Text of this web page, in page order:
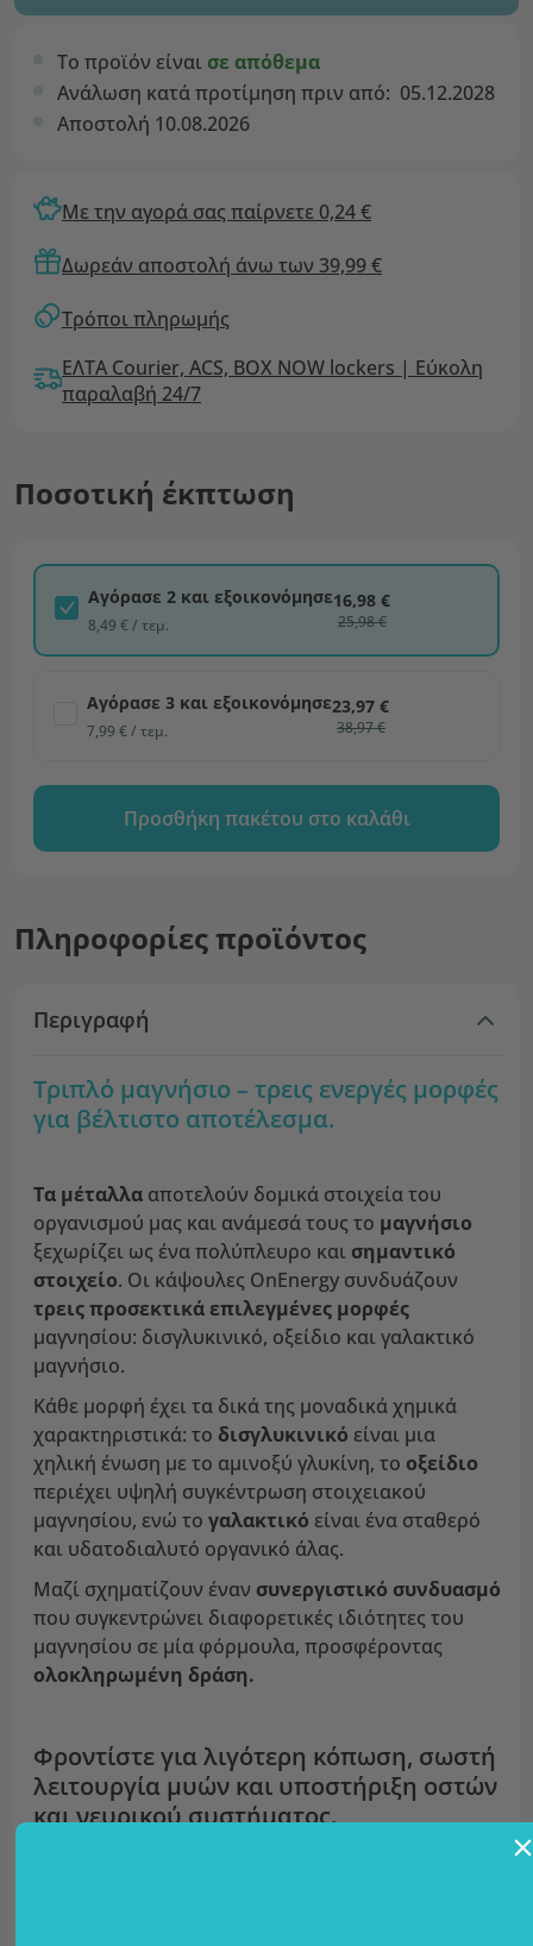
Το προϊόν είναι σε απόθεμα
Ανάλωση κατά προτίμηση πριν από: 05.12.2028
Αποστολή 10.08.2026
Με την αγορά σας παίρνετε 0,24 €
Δωρεάν αποστολή άνω των 39,99 €
Τρόποι πληρωμής
ΕΛΤΑ Courier, ACS, BOX NOW lockers | Εύκολη
παραλαβή 24/7
Ποσοτική έκπτωση
Αγόρασε 2 και εξοικονόμησε
8,49 € / τεμ.
16,98 €
25,98 €
Αγόρασε 3 και εξοικονόμησε
7,99 € / τεμ.
23,97 €
38,97 €
Προσθήκη πακέτου στο καλάθι
Πληροφορίες προϊόντος
Περιγραφή
Τριπλό μαγνήσιο – τρεις ενεργές μορφές
για βέλτιστο αποτέλεσμα.
Τα μέταλλα αποτελούν δομικά στοιχεία του
οργανισμού μας και ανάμεσά τους το μαγνήσιο
ξεχωρίζει ως ένα πολύπλευρο και σημαντικό
στοιχείο. Οι κάψουλες OnEnergy συνδυάζουν
τρεις προσεκτικά επιλεγμένες μορφές
μαγνησίου: δισγλυκινικό, οξείδιο και γαλακτικό
μαγνήσιο.
Κάθε μορφή έχει τα δικά της μοναδικά χημικά
χαρακτηριστικά: το δισγλυκινικό είναι μια
χηλική ένωση με το αμινοξύ γλυκίνη, το οξείδιο
περιέχει υψηλή συγκέντρωση στοιχειακού
μαγνησίου, ενώ το γαλακτικό είναι ένα σταθερό
και υδατοδιαλυτό οργανικό άλας.
Μαζί σχηματίζουν έναν συνεργιστικό συνδυασμό
που συγκεντρώνει διαφορετικές ιδιότητες του
μαγνησίου σε μία φόρμουλα, προσφέροντας
ολοκληρωμένη δράση.
Φροντίστε για λιγότερη κόπωση, σωστή
λειτουργία μυών και υποστήριξη οστών
και νευρικού συστήματος.